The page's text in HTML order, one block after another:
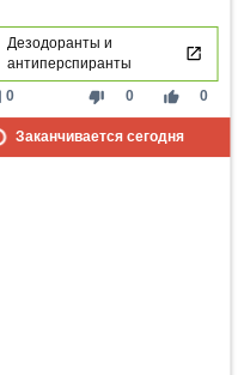
Дезодоранты и
антиперспиранты
thumb_down 0 thumb_up 0
0
Заканчивается сегодня